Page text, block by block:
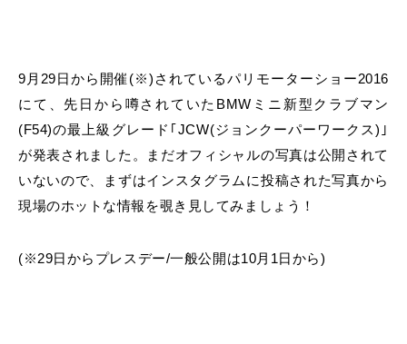
リクルート
工場
BMW MINI サービス工場 ROVER MINI
TEL
買取
9月29日から開催(※)されているパリモーターショー2016
にて、先日から噂されていたBMWミニ新型クラブマン
(F54)の最上級グレード｢JCW(ジョンクーパーワークス)｣
が発表されました。まだオフィシャルの写真は公開されて
いないので、まずはインスタグラム に投稿された写真から
現場のホットな情報を覗き見してみましょう！
(※29日からプレスデー/一般公開は10月1日から)